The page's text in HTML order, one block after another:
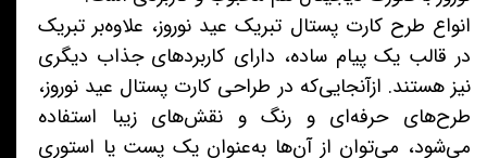
انواع طرح کارت پستال تبریک عید نوروز، علاوه‌بر تبریک
در قالب یک پیام ساده، دارای کاربردهای جذاب دیگری
نیز هستند. ازآنجایی‌که در طراحی کارت پستال عید نوروز،
طرح‌های حرفه‌ای و رنگ و نقش‌های زیبا استفاده
می‌شود، می‌توان از آن‌ها به‌عنوان یک پست یا استوری